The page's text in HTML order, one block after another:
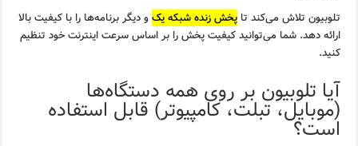
تلوبیون تلاش می‌کند تاپخش زنده شبکه یکو دیگر برنامه‌ها را با کیفیت بالا
ارائه دهد. شما می‌توانید کیفیت پخش را بر اساس سرعت اینترنت خود تنظیم
کنید.
آیا تلوبیون بر روی همه دستگاه‌ها
(موبایل، تبلت، کامپیوتر) قابل استفاده
است؟